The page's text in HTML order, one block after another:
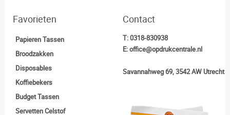
Favorieten
Papieren Tassen
Broodzakken
Disposables
Koffiebekers
Budget Tassen
Servetten Celstof
Contact
T:0318-830938
E:office@opdrukcentrale.nl
Savannahweg 69, 3542 AW Utrecht